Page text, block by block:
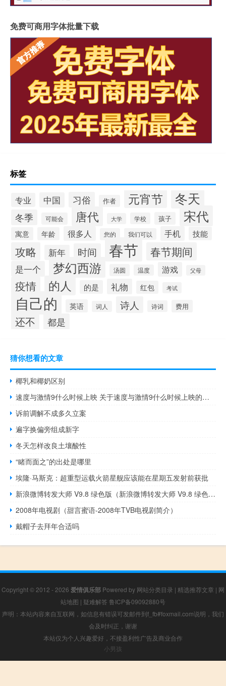
免费可商用字体批量下载
标签
专业 中国 习俗 作者 元宵节 冬天
冬季 可能会 唐代 大学 学校 孩子 宋代
寓意 年龄 很多人 您的 我们可以 手机 技能
攻略 新年 时间 春节 春节期间
是一个 梦幻西游 汤圆 温度 游戏 父母
疫情 的人 的是 礼物 红包 考试
自己的 英语 词人 诗人 诗词 费用
还不 都是
猜你想看的文章
椰乳和椰奶区别
速度与激情9什么时候上映 关于速度与激情9什么时候上映的介绍
诉前调解不成多久立案
遍字换偏旁组成新字
冬天怎样改良土壤酸性
“睹而面之”的出处是哪里
埃隆·马斯克：超重型运载火箭星舰应该能在星期五发射前获批
新浪微博转发大师 V9.8 绿色版（新浪微博转发大师 V9.8 绿色版功能简介）
2008年电视剧（甜言蜜语-2008年TVB电视剧简介）
戴帽子去拜年合适吗
Copyright © 2012 - 2026 爱情俱乐部 Powered by 网站分类目录 | 精选推荐文章 | 网
站地图 | 疑难解答 鲁ICP备09092880号
声明：本站内容来自互联网，如信息有错误可发邮件到f_fb#foxmail.com说明，我们
会及时纠正，谢谢
本站仅为个人兴趣爱好，不接盈利性广告及商业合作
小男孩